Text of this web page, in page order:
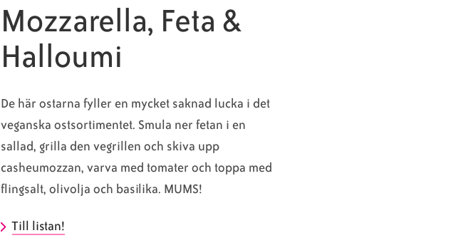
Mozzarella, Feta &
Halloumi
De här ostarna fyller en mycket saknad lucka i det
veganska ostsortimentet. Smula ner fetan i en
sallad, grilla den vegrillen och skiva upp
casheumozzan, varva med tomater och toppa med
flingsalt, olivolja och basilika. MUMS!
Till listan!